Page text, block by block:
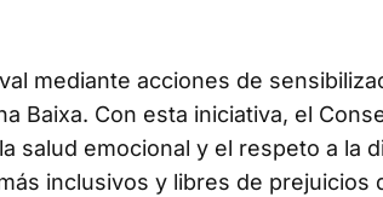
mediante acciones de
Baixa. Con esta iniciativa, el
salud emocional y el respeto a la
inclusivos y libres de prejuicios